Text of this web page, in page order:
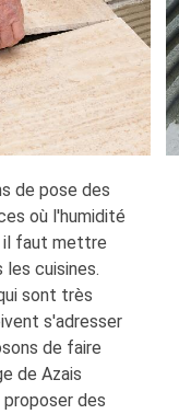
de pose des
où l'humidité
il faut mettre
cuisines.
sont très
s'adresser
de faire
de Azais
des